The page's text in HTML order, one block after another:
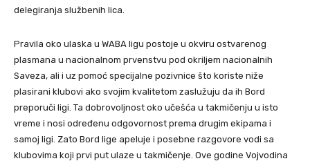
delegiranja službenih lica.
Pravila oko ulaska u WABA ligu postoje u okviru ostvarenog
plasmana u nacionalnom prvenstvu pod okriljem nacionalnih
Saveza, ali i uz pomoć specijalne pozivnice što koriste niže
plasirani klubovi ako svojim kvalitetom zaslužuju da ih Bord
preporuči ligi. Ta dobrovoljnost oko učešća u takmičenju u isto
vreme i nosi određenu odgovornost prema drugim ekipama i
samoj ligi. Zato Bord lige apeluje i posebne razgovore vodi sa
klubovima koji prvi put ulaze u takmičenje. Ove godine Vojvodina